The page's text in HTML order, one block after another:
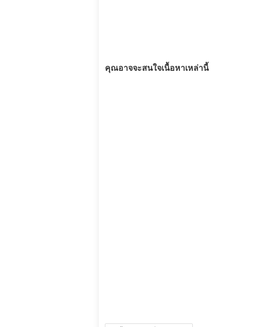
คุณอาจจะสนใจเนื้อหาเหล่านี้